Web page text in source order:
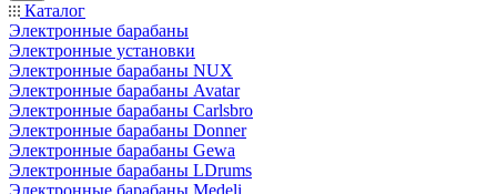
Каталог
Электронные барабаны
Электронные установки
Электронные барабаны NUX
Электронные барабаны Avatar
Электронные барабаны Carlsbro
Электронные барабаны Donner
Электронные барабаны Gewa
Электронные барабаны LDrums
Электронные барабаны Medeli